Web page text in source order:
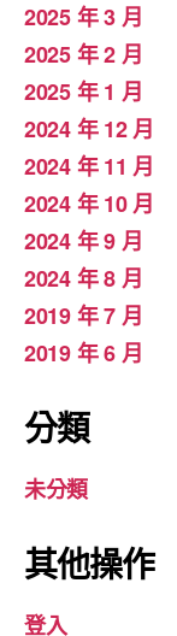
2025 年 3 月
2025 年 2 月
2025 年 1 月
2024 年 12 月
2024 年 11 月
2024 年 10 月
2024 年 9 月
2024 年 8 月
2019 年 7 月
2019 年 6 月
分類
未分類
其他操作
登入